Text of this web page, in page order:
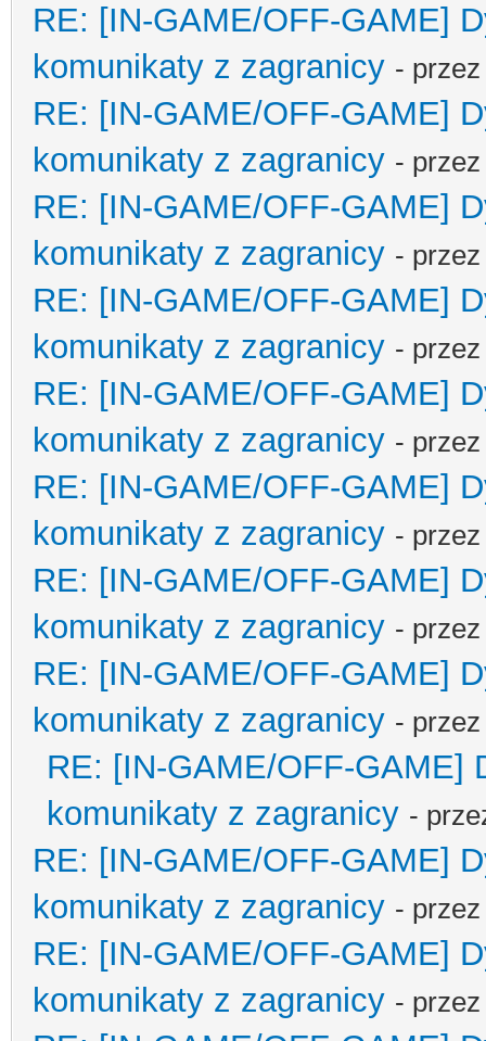
RE: [IN-GAME/OFF-GAME]
komunikaty z zagranicy -
RE: [IN-GAME/OFF-GAME]
komunikaty z zagranicy -
RE: [IN-GAME/OFF-GAME]
komunikaty z zagranicy -
RE: [IN-GAME/OFF-GAME]
komunikaty z zagranicy -
RE: [IN-GAME/OFF-GAME]
komunikaty z zagranicy -
RE: [IN-GAME/OFF-GAME]
komunikaty z zagranicy -
RE: [IN-GAME/OFF-GAME]
komunikaty z zagranicy -
RE: [IN-GAME/OFF-GAME]
komunikaty z zagranicy -
RE: [IN-GAME/OFF-GAME]
komunikaty z zagranicy -
RE: [IN-GAME/OFF-GAME]
komunikaty z zagranicy -
RE: [IN-GAME/OFF-GAME]
komunikaty z zagranicy -